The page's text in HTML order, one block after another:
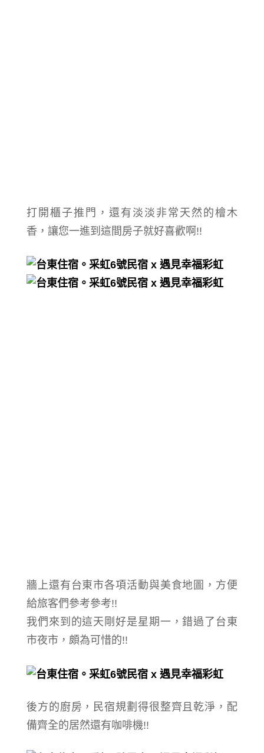
打開櫃子推門，還有淡淡 非常天然的檜木
香，讓您一進到這間房子就好喜歡啊!!
牆上還有台東市各項活動與美食地圖，方便
給旅客們參考參考!!
我們來到的這天剛好是星期一，錯過了台東
市夜市，頗為可惜的!!
後方的廚房，民宿規劃得很整齊且乾淨，配
備齊全的居然還有咖啡機!!